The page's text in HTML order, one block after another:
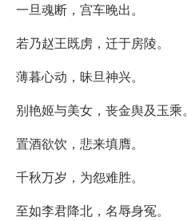
一旦魂断，宫车晚出。
若乃赵王既虏，迁于房陵。
薄暮心动，昧旦神兴。
别艳姬与美女，丧金舆及玉乘。
置酒欲饮，悲来填膺。
千秋万岁，为怨难胜。
至如李君降北，名辱身冤。